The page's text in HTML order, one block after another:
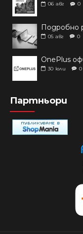
06 авг 0
05 авг 0
30 юли 0
Партньори